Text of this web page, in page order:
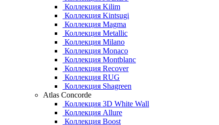
Коллекция Kilim
Коллекция Kintsugi
Коллекция Magma
Коллекция Metallic
Коллекция Milano
Коллекция Monaco
Коллекция Montblanc
Коллекция Recover
Коллекция RUG
Коллекция Shagreen
Atlas Concorde
Коллекция 3D White Wall
Коллекция Allure
Коллекция Boost